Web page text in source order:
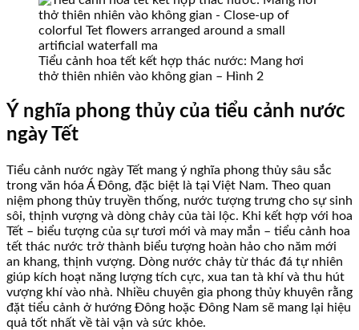
Tiểu cảnh hoa tết kết hợp thác nước: Mang hơi
thở thiên nhiên vào không gian – Hình 2
Ý nghĩa phong thủy của tiểu cảnh nước
ngày Tết
Tiểu cảnh nước ngày Tết mang ý nghĩa phong thủy sâu sắc
trong văn hóa Á Đông, đặc biệt là tại Việt Nam. Theo quan
niệm phong thủy truyền thống, nước tượng trưng cho sự sinh
sôi, thịnh vượng và dòng chảy của tài lộc. Khi kết hợp với hoa
Tết – biểu tượng của sự tươi mới và may mắn – tiểu cảnh hoa
tết thác nước trở thành biểu tượng hoàn hảo cho năm mới
an khang, thịnh vượng. Dòng nước chảy từ thác đá tự nhiên
giúp kích hoạt năng lượng tích cực, xua tan tà khí và thu hút
vượng khí vào nhà. Nhiều chuyên gia phong thủy khuyên rằng
đặt tiểu cảnh ở hướng Đông hoặc Đông Nam sẽ mang lại hiệu
quả tốt nhất về tài vận và sức khỏe.